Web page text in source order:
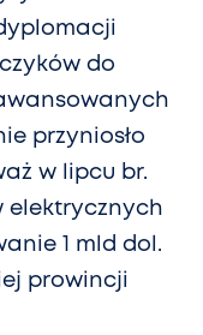
do
przyniosło
w lipcu br.
elektrycznych
1 mld dol.
prowincji